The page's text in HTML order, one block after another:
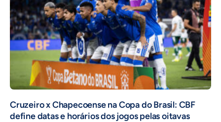
Cruzeiro x Chapecoense na Copa do Brasil: CBF
define datas e horários dos jogos pelas oitavas